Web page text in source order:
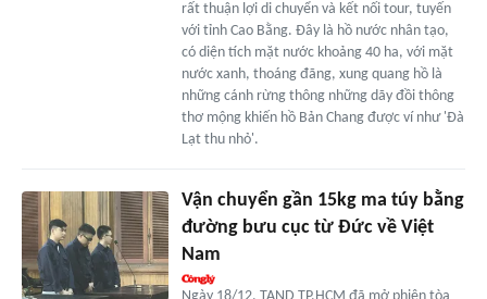
rất thuận lợi di chuyển và kết nối tour, tuyến
với tỉnh Cao Bằng. Đây là hồ nước nhân tạo,
có diện tích mặt nước khoảng 40 ha, với mặt
nước xanh, thoáng đãng, xung quang hồ là
những cánh rừng thông những dãy đồi thông
thơ mộng khiến hồ Bản Chang được ví như 'Đà
Lạt thu nhỏ'.
Vận chuyển gần 15kg ma túy bằng
đường bưu cục từ Đức về Việt
Nam